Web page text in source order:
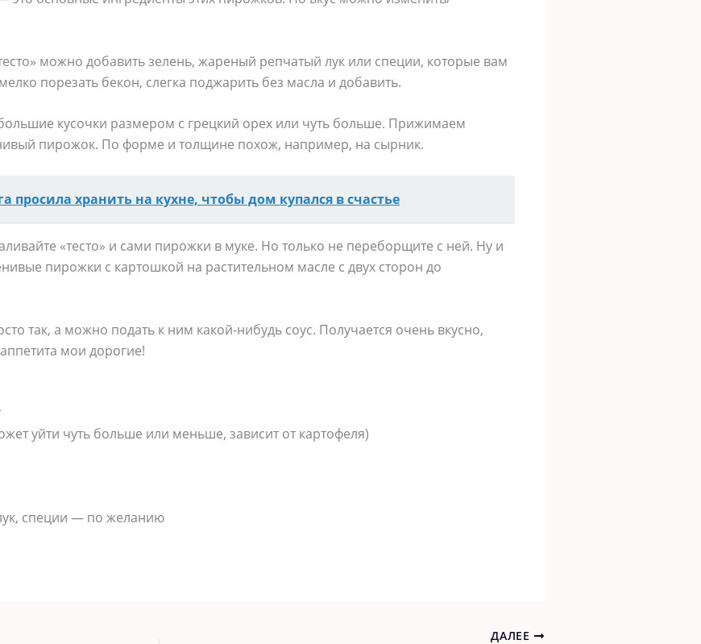
можно добавить зелень, жареный репчатый лук или специи, которые вам
порезать бекон, слегка поджарить без масла и добавить.
кусочки размером с грецкий орех или чуть больше. Прижимаем
пирожок. По форме и толщине похож, например, на сырник.
просила хранить на кухне, чтобы дом купался в счастье
«тесто» и сами пирожки в муке. Но только не переборщите с ней. Ну и
пирожки с картошкой на растительном масле с двух сторон до
так, а можно подать к ним какой-нибудь соус. Получается очень вкусно,
мои дорогие!
уйти чуть больше или меньше, зависит от картофеля)
специи — по желанию
ДАЛЕЕ